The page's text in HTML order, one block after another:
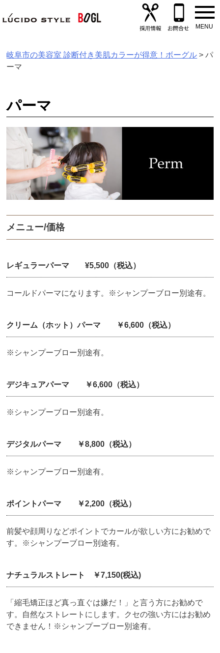
to
岐阜市の美容室 診断付き美肌カラーが得意！ボーグル >パ
ーマ
パーマ
メニュー/価格
レギュラーパーマ ¥5,500（税込）
コールドパーマになります。※シャンプーブロー別途有。
クリーム（ホット）パーマ ￥6,600（税込）
※シャンプーブロー別途有。
デジキュアパーマ ￥6,600（税込）
※シャンプーブロー別途有。
デジタルパーマ ￥8,800（税込）
※シャンプーブロー別途有。
ポイントパーマ ￥2,200（税込）
前髪や顔周りなどポイントでカールが欲しい方にお勧めで
す。※シャンプーブロー別途有。
ナチュラルストレート ￥7,150(税込)
「縮毛矯正ほど真っ直ぐは嫌だ！」と言う方にお勧めで
す。自然なストレートにします。クセの強い方にはお勧め
できません！※シャンプーブロー別途有。